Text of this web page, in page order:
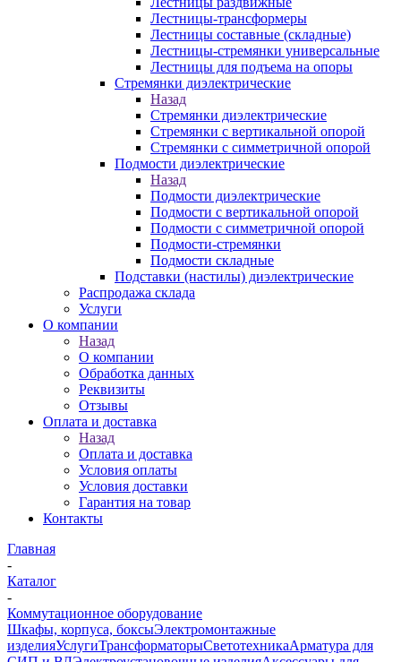
Лестницы-трансформеры
Лестницы составные (складные)
Лестницы-стремянки универсальные
Лестницы для подъема на опоры
Стремянки диэлектрические
Назад
Стремянки диэлектрические
Стремянки с вертикальной опорой
Стремянки с симметричной опорой
Подмости диэлектрические
Назад
Подмости диэлектрические
Подмости с вертикальной опорой
Подмости с симметричной опорой
Подмости-стремянки
Подмости складные
Подставки (настилы) диэлектрические
Распродажа склада
Услуги
О компании
Назад
О компании
Обработка данных
Реквизиты
Отзывы
Оплата и доставка
Назад
Оплата и доставка
Условия оплаты
Условия доставки
Гарантия на товар
Контакты
Главная
-
Каталог
-
Коммутационное оборудование
Шкафы, корпуса, боксыЭлектромонтажные
изделияУслугиТрансформаторыСветотехникаАрматура для